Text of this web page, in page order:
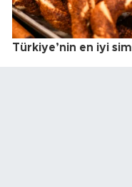
Türkiye’nin en iyi